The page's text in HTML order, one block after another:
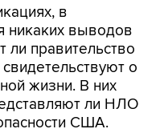
в
никаких выводов
ли правительство
о
жизни. В них
ли НЛО
США.